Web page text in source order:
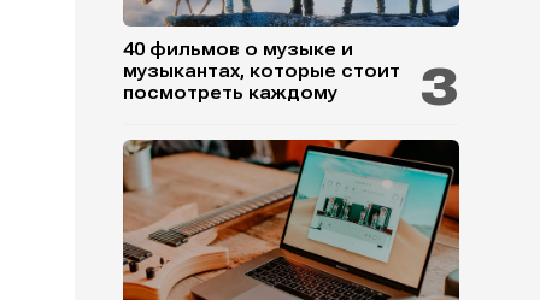
40 фильмов о музыке и
музыкантах, которые стоит
посмотреть каждому